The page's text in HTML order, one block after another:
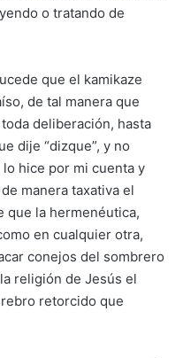
o tratando de
que el kamikaze
de tal manera que
deliberación, hasta
dije “dizque”, y no
hice por mi cuenta y
manera taxativa el
que la hermenéutica,
en cualquier otra,
conejos del sombrero
religión de Jesús el
retorcido que